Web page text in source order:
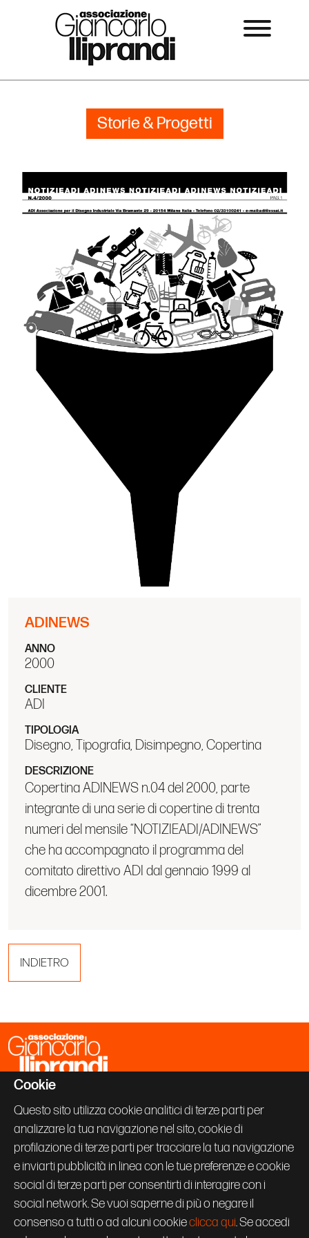
Cookie
Questo sito utilizza cookie analitici di terze parti per
analizzare la tua navigazione nel sito, cookie di
profilazione di terze parti per tracciare la tua navigazione
e inviarti pubblicità in linea con le tue preferenze e cookie
social di terze parti per consentirti di interagire con i
social network. Se vuoi saperne di più o negare il
consenso a tutti o ad alcuni cookieclicca qui. Se accedi
Storie & Progetti
ADINEWS
ANNO
2000
CLIENTE
ADI
TIPOLOGIA
Disegno, Tipografia, Disimpegno, Copertina
DESCRIZIONE
Copertina ADINEWS n.04 del 2000, parte
integrante di una serie di copertine di trenta
numeri del mensile “NOTIZIEADI/ADINEWS”
che ha accompagnato il programma del
comitato direttivo ADI dal gennaio 1999 al
dicembre 2001.
INDIETRO
Associazione Giancarlo Iliprandi
20131 Milano
+39 02 70600843
info@giancarloiliprandi.net
PRIVACY POLICY
COOKIE
CREDITS